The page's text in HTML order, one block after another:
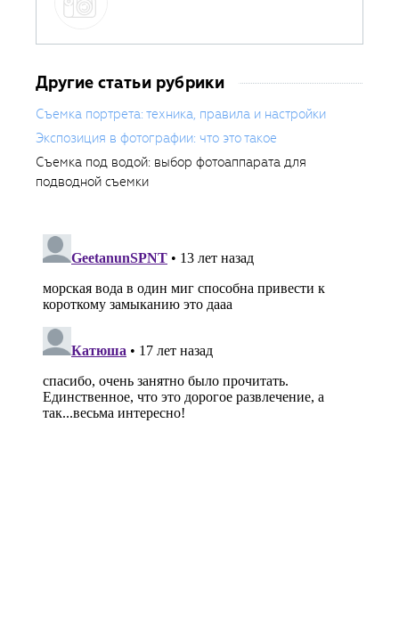
Другие статьи рубрики
Съемка портрета: техника, правила и настройки
Экспозиция в фотографии: что это такое
Съемка под водой: выбор фотоаппарата для
подводной съемки